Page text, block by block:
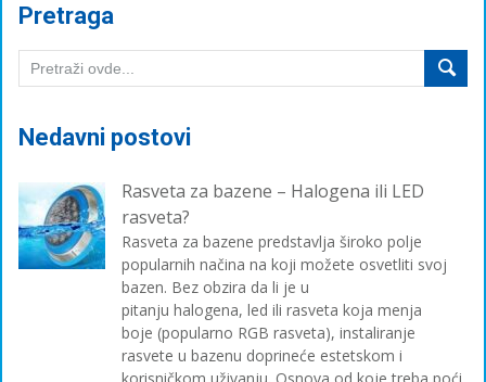
Pretraga
Nedavni postovi
Rasveta za bazene – Halogena ili LED
rasveta?
Rasveta za bazene predstavlja široko polje
popularnih načina na koji možete osvetliti svoj
bazen. Bez obzira da li je u
pitanju halogena, led ili rasveta koja menja
boje (popularno RGB rasveta), instaliranje
rasvete u bazenu doprineće estetskom i